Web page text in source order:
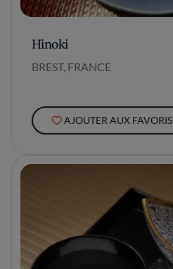
Hinoki
BREST, FRANCE
AJOUTER AUX FAVORIS